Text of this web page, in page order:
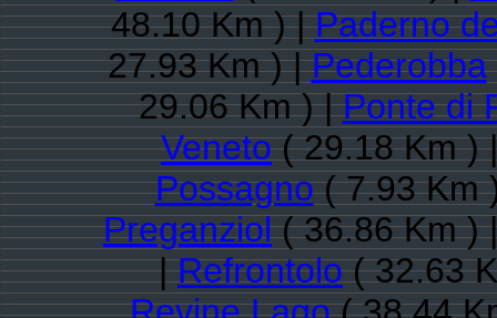
48.10 Km ) |Paderno
27.93 Km ) |Pederobba
29.06 Km ) |Ponte di
Veneto( 29.18 Km )
Possagno( 7.93 Km
Preganziol( 36.86 Km )
|Refrontolo( 32.63